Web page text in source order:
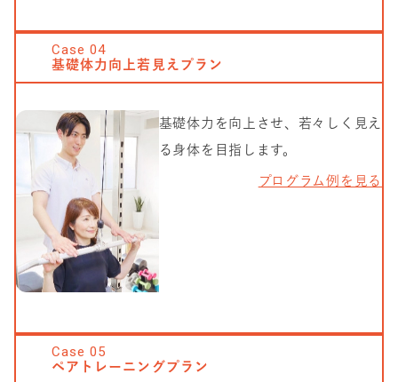
Case04
基礎体力向上若見えプラン
基礎体力を向上させ、若々しく見え
る身体を目指します。
プログラム例を見る
Case05
ペアトレーニングプラン